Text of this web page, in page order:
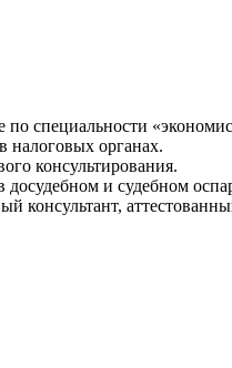
по специальности
налоговых органах.
консультирования.
досудебном и судебном
консультант,